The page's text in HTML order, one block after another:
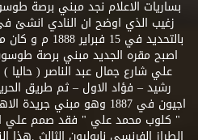
بساريات الاعلام نجد مبني برصة
زغيب الذي اوضح ان النادي انشئ
بالتحديد في
اصبح مقره الجديد مبني برصة
علي شارع جمال عبد الناصر (
رشيد – فؤاد الاول – ثم طريق
اجيون في 1887 وهو مبني
" كلوب محمد علي " فقد صمم علي